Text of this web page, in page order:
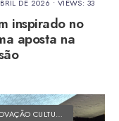
DE 2026 • VIEWS: 33
inspirado no
aposta na
INOVAÇÃO CULTURAL •MATÉRIAS